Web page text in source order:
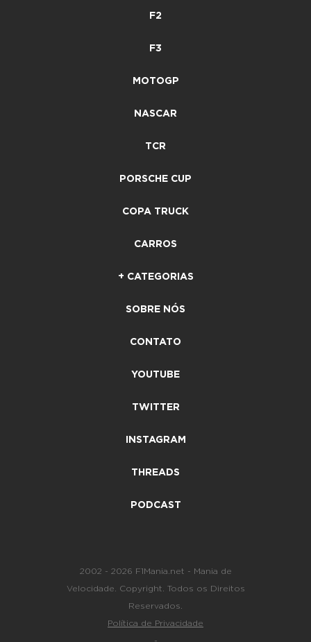
F2
F3
MOTOGP
NASCAR
TCR
PORSCHE CUP
COPA TRUCK
CARROS
+ CATEGORIAS
SOBRE NÓS
CONTATO
YOUTUBE
TWITTER
INSTAGRAM
THREADS
PODCAST
2002 - 2026 F1Mania.net - Mania de
Velocidade. Copyright. Todos os Direitos
Reservados.
Política de Privacidade